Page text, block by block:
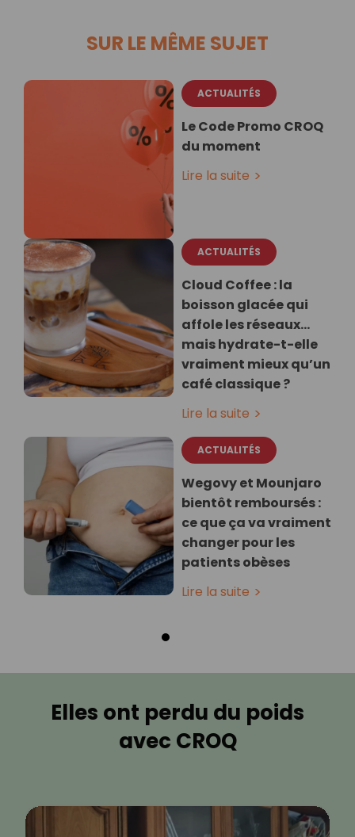
SUR LE MÊME SUJET
ACTUALITÉS
Le Code Promo CROQ
du moment
Lire la suite
ACTUALITÉS
Cloud Coffee : la
boisson glacée qui
affole les réseaux…
mais hydrate-t-elle
vraiment mieux qu’un
café classique ?
Lire la suite
ACTUALITÉS
Wegovy et Mounjaro
bientôt remboursés :
ce que ça va vraiment
changer pour les
patients obèses
Lire la suite
Elles ont perdu du poids
avec CROQ